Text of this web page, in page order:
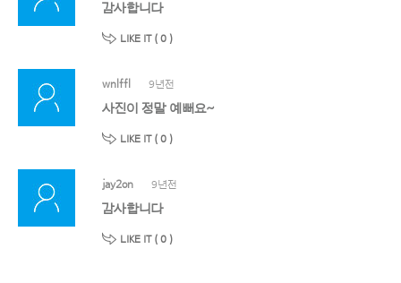
감사합니다
LIKE IT ( 0 )
wnlffl 9년전
사진이 정말 예뻐요~
LIKE IT ( 0 )
jay2on 9년전
감사합니다
LIKE IT ( 0 )